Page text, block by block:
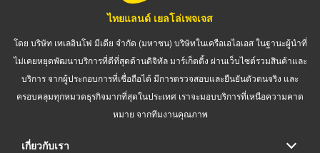
ไทยแลนด์ เยลโล่เพจเจส
โดย บริษัท เทเลอินโฟ มีเดีย จำกัด (มหาชน) บริษัทในเครือเอไอเอส ในฐานะผู้นำที่
ไม่เคยหยุดพัฒนาบริการที่ดีที่สุดด้านดิจิทัล มาร์เก็ตติ้ง ผ่านเว็บไซต์รวมสินค้าและ
บริการ จากผู้ประกอบการที่เชื่อถือได้ มีการตรวจสอบและยืนยันตัวตนจริง และ
ครอบคลุมทุกหมวดธุรกิจมากที่สุดในประเทศ เราจะมอบบริการที่เหนือความคาด
หมาย จากทีมงานคุณภาพ
เกี่ยวกับเรา